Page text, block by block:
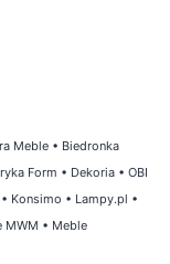
Meble • Biedronka
Form • Dekoria • OBI
• Konsimo • Lampy.pl •
MWM • Meble